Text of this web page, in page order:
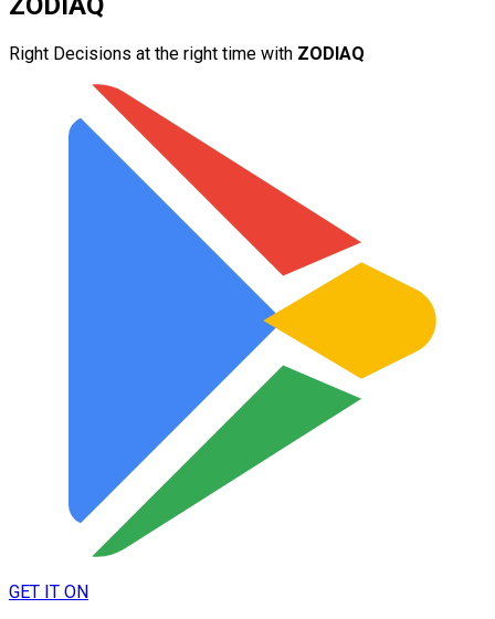
Right Decisions at the right time with ZODIAQ
GET IT ON